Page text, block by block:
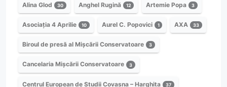
Alina Glod 30 Anghel Rugină 12 Artemie Popa 3
Asociația 4 Aprilie 10 Aurel C. Popovici 1 AXA 33
Biroul de presă al Mișcării Conservatoare 3
Cancelaria Mișcării Conservatoare 3
Centrul European de Studii Covasna – Harghita 37